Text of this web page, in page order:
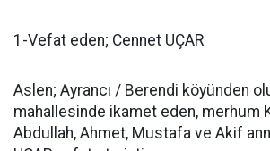
1-Vefat eden; Cennet UÇAR
Aslen; Ayrancı / Berendi köyünden
mahallesinde ikamet eden, merhum
Abdullah, Ahmet, Mustafa ve Akif